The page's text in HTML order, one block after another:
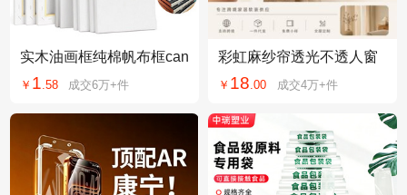
实木油画框纯棉帆布框can
画框画板油画框
￥ 1.58 成交6万+件
彩虹麻纱帘透光不透人窗
隔热客厅阳台成品
￥ 18.00 成交4万+件